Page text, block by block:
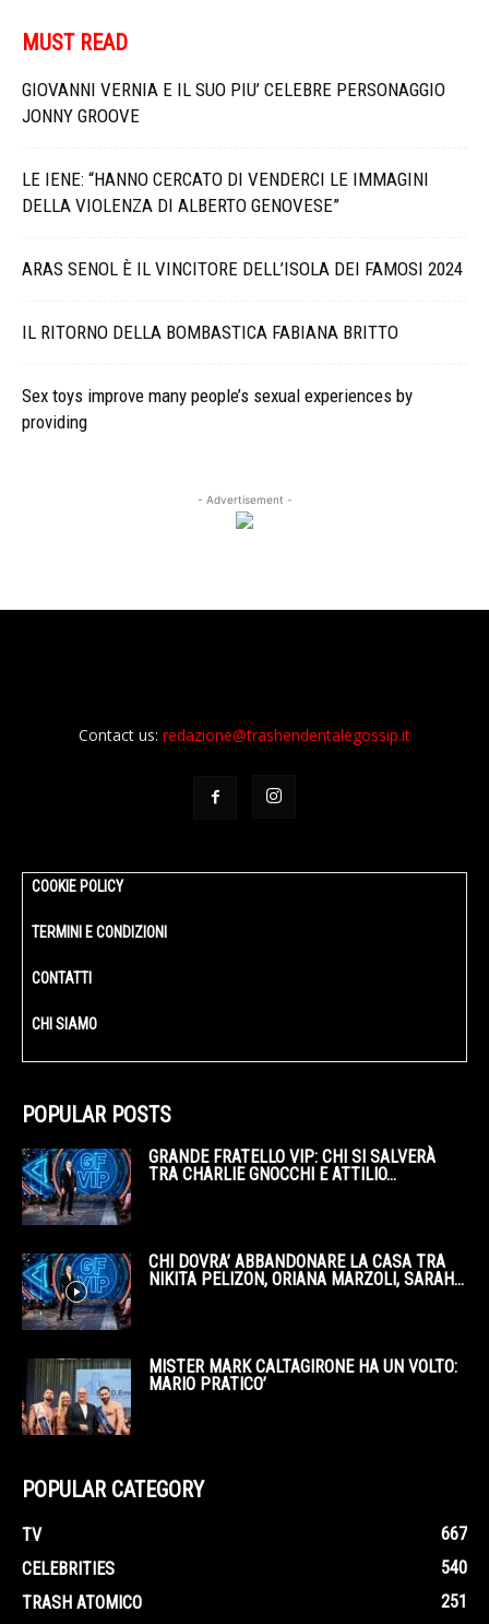
MUST READ
GIOVANNI VERNIA E IL SUO PIU’ CELEBRE PERSONAGGIO
JONNY GROOVE
LE IENE: “HANNO CERCATO DI VENDERCI LE IMMAGINI
DELLA VIOLENZA DI ALBERTO GENOVESE”
ARAS SENOL È IL VINCITORE DELL’ISOLA DEI FAMOSI 2024
IL RITORNO DELLA BOMBASTICA FABIANA BRITTO
Sex toys improve many people’s sexual experiences by
providing
- Advertisement -
Contact us: redazione@trashendentalegossip.it
COOKIE POLICY
TERMINI E CONDIZIONI
CONTATTI
CHI SIAMO
POPULAR POSTS
GRANDE FRATELLO VIP: CHI SI SALVERÀ
TRA CHARLIE GNOCCHI E ATTILIO...
CHI DOVRA’ ABBANDONARE LA CASA TRA
NIKITA PELIZON, ORIANA MARZOLI, SARAH...
MISTER MARK CALTAGIRONE HA UN VOLTO:
MARIO PRATICO’
POPULAR CATEGORY
TV
667
CELEBRITIES
540
TRASH ATOMICO
251